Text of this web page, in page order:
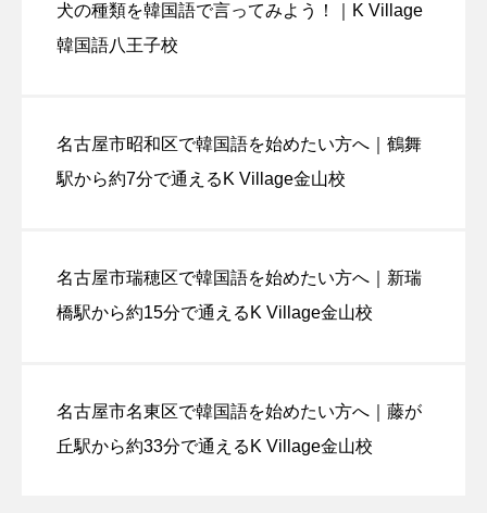
犬の種類を韓国語で言ってみよう！｜K Village
韓国語八王子校
名古屋市昭和区で韓国語を始めたい方へ｜鶴舞
駅から約7分で通えるK Village金山校
名古屋市瑞穂区で韓国語を始めたい方へ｜新瑞
橋駅から約15分で通えるK Village金山校
名古屋市名東区で韓国語を始めたい方へ｜藤が
丘駅から約33分で通えるK Village金山校